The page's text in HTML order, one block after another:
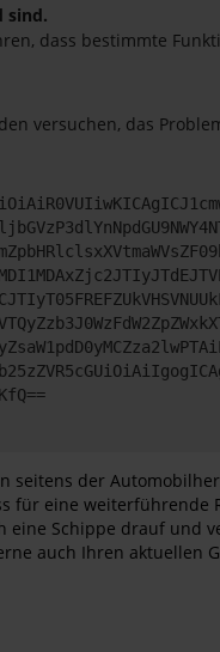
sind.
dass bestimmte
versuchen, das
seitens der
für eine weiterführende
eine Schippe drauf und
auch Ihren aktuellen